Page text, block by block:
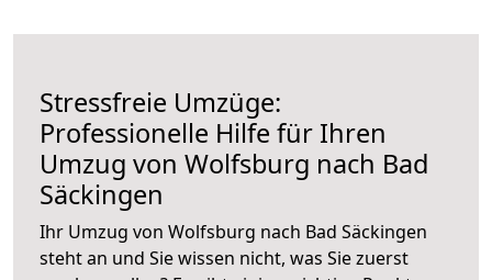
Stressfreie Umzüge:
Professionelle Hilfe für Ihren
Umzug von Wolfsburg nach Bad
Säckingen
Ihr Umzug von Wolfsburg nach Bad Säckingen
steht an und Sie wissen nicht, was Sie zuerst